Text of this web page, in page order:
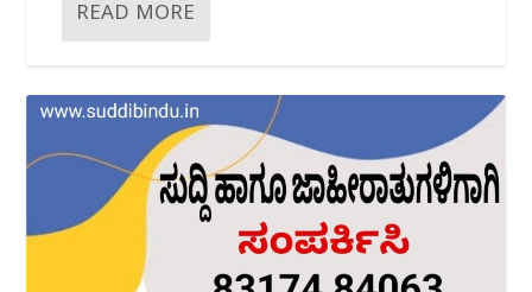
READ MORE